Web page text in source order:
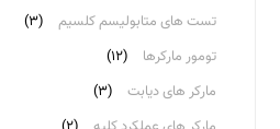
تست های متابولیسم کلسیم
(۳)
تومور مارکرها
(۱۲)
مارکر های دیابت
(۳)